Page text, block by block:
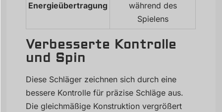
Energieübertragung
während des
Spielens
Verbesserte Kontrolle
und Spin
Diese Schläger zeichnen sich durch eine
bessere Kontrolle für präzise Schläge aus.
Die gleichmäßige Konstruktion vergrößert